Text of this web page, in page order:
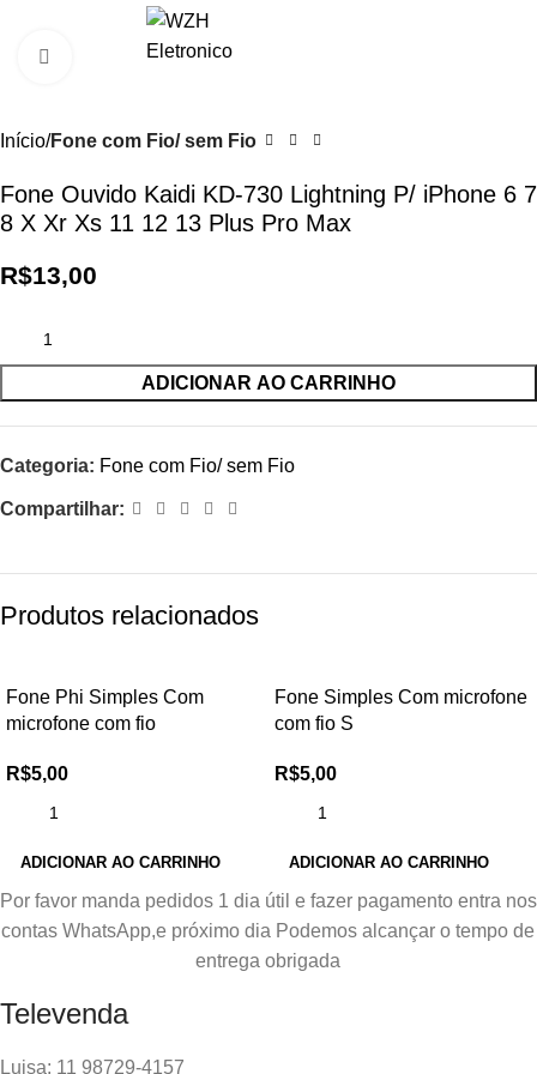
Clique para ampliar
Início Fone com Fio/ sem Fio
Fone Ouvido Kaidi KD-730 Lightning P/ iPhone 6 7
8 X Xr Xs 11 12 13 Plus Pro Max
R$13,00
ADICIONAR AO CARRINHO
Categoria: Fone com Fio/ sem Fio
Compartilhar:
Produtos relacionados
Fone Phi Simples Com
microfone com fio
R$5,00
ADICIONAR AO CARRINHO
Fone Simples Com microfone
com fio S
R$5,00
ADICIONAR AO CARRINHO
Por favor manda pedidos 1 dia útil e fazer pagamento entra nos
contas WhatsApp,e próximo dia Podemos alcançar o tempo de
entrega obrigada
Televenda
Luisa: 11 98729-4157